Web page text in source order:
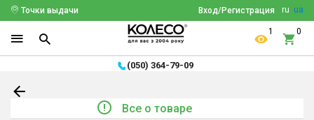
ru ua
Вход/Регистрация
Точки выдачи
1 0
(050) 364-79-09
Все о товаре